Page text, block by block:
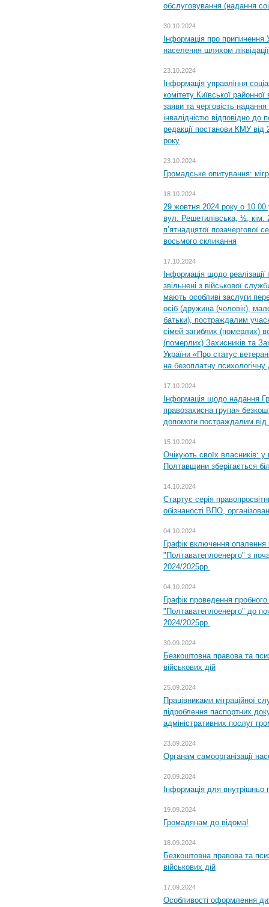
обслуговування (надання
30.10.2024
Інформація про припинення
населення шляхом ліквідації
23.10.2024
Інформація управління
комітету Київської
заяви та черговість надання
інвалідністю відповідно
редакції постанови КМУ
року
23.10.2024
Громадське опитування:
18.10.2024
29 жовтня 2024 року о 10.00
вул. Решетилівська, ½, кім.
п’ятнадцятої позачергової
восьмого скликання
17.10.2024
Інформація щодо
звільнені з військової
мають особливі заслуги
осіб (дружина (чоловік),
батьки), постраждалим
сімей загиблих (померлих)
(померлих) Захисників та
України «Про статус
на безоплатну психологічну
17.10.2024
Інформація щодо надання
правозахисна група»
допомоги постраждалим від
15.10.2024
Очікують своїх власників: у
Полтавщини зберігається
14.10.2024
Стартує серія
обізнаності ВПО,
04.10.2024
Графік включення
"Полтаватеплоенерго" з
2024/2025рр.
04.10.2024
Графік проведення
"Полтаватеплоенерго" до
2024/2025рр.
30.09.2024
Безкоштовна правова та
військових дій
25.09.2024
Працівниками міграційної
підроблення паспортних
адміністративних послуг
23.09.2024
Органам самоорганізації
20.09.2024
Інформація для внутрішньо
19.09.2024
Громадянам до відома!
18.09.2024
Безкоштовна правова та
військових дій
17.09.2024
Особливості оформлення